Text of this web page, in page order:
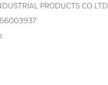
PRODUCTS CO LTD